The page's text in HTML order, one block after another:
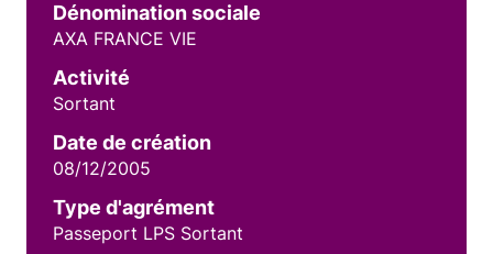
Dénomination sociale
AXA FRANCE VIE
Activité
Sortant
Date de création
08/12/2005
Type d'agrément
Passeport LPS Sortant